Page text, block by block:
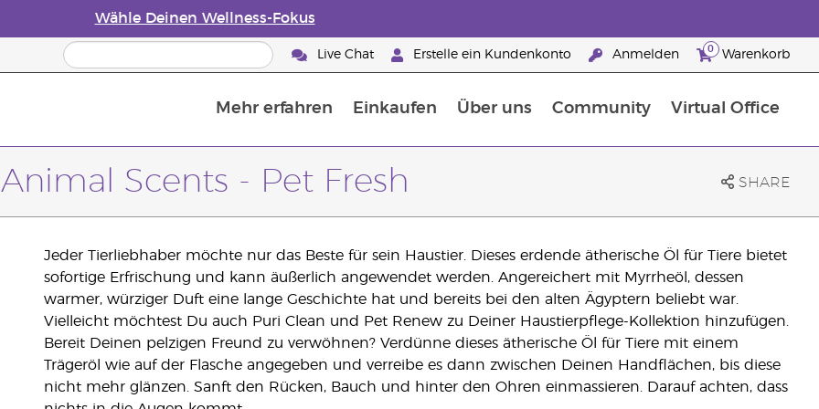
Wähle Deinen Wellness-Fokus
Live Chat Erstelle ein Kundenkonto Anmelden 0 Warenkorb
Mehr erfahren Einkaufen Über uns Community Virtual Office
Animal Scents - Pet Fresh SHARE
Jeder Tierliebhaber möchte nur das Beste für sein Haustier. Dieses erdende ätherische Öl für Tiere bietet
sofortige Erfrischung und kann äußerlich angewendet werden. Angereichert mit Myrrheöl, dessen
warmer, würziger Duft eine lange Geschichte hat und bereits bei den alten Ägyptern beliebt war.
Vielleicht möchtest Du auch Puri Clean und Pet Renew zu Deiner Haustierpflege-Kollektion hinzufügen.
Bereit Deinen pelzigen Freund zu verwöhnen? Verdünne dieses ätherische Öl für Tiere mit einem
Trägeröl wie auf der Flasche angegeben und verreibe es dann zwischen Deinen Handflächen, bis diese
nicht mehr glänzen. Sanft den Rücken, Bauch und hinter den Ohren einmassieren. Darauf achten, dass